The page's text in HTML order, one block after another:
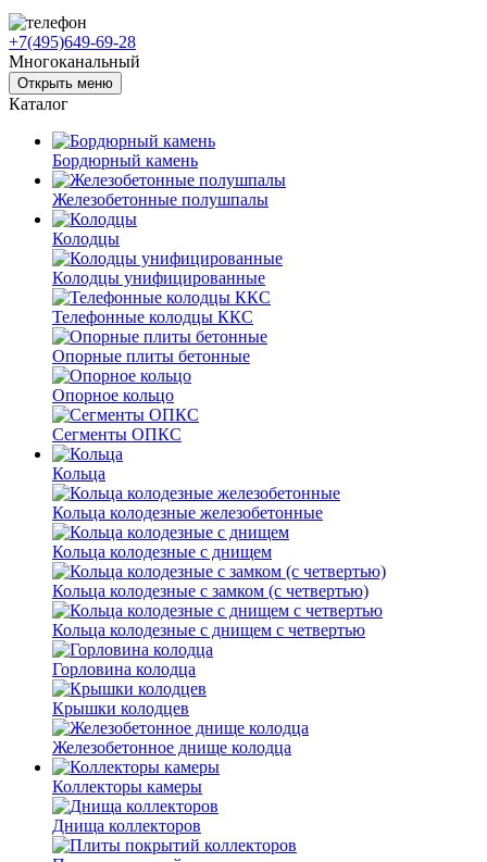
+7(495)649-69-28
Многоканальный
Открыть меню
Каталог
Бордюрный камень
Железобетонные полушпалы
Колодцы
Колодцы унифицированные
Телефонные колодцы ККС
Опорные плиты бетонные
Опорное кольцо
Сегменты ОПКС
Кольца
Кольца колодезные железобетонные
Кольца колодезные с днищем
Кольца колодезные с замком (с четвертью)
Кольца колодезные с днищем с четвертью
Горловина колодца
Крышки колодцев
Железобетонное днище колодца
Коллекторы камеры
Днища коллекторов